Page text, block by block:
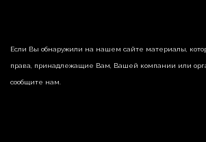
Если Вы обнаружили на нашем сайте материалы,
права, принадлежащие Вам, Вашей компании или
сообщите нам.